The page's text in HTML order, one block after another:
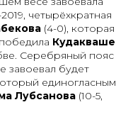
четырёхкратная
(4-0), которая
Кудакваше
Серебряный пояс
завоевал будет
единогласным
Лубсанова (10-5,